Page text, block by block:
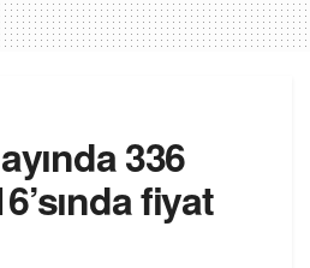
336
fiyat